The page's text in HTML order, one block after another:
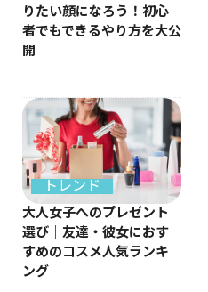
りたい顔になろう！初心
者でもできるやり方を大公
開
トレンド
大人女子へのプレゼント
選び｜友達・彼女におす
すめのコスメ人気ランキ
ング